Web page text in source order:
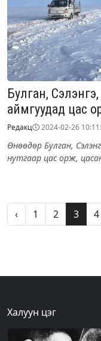
Булган,
аймгуудад цас
Редакц 2024-02-26
Өнөөдөр Булган,
нутгаар цас орж,
‹ 1 2 3 4
Халуун цэг